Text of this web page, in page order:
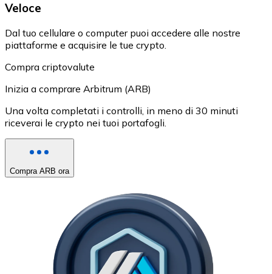
Veloce
Dal tuo cellulare o computer puoi accedere alle nostre
piattaforme e acquisire le tue crypto.
Compra criptovalute
Inizia a comprare Arbitrum (ARB)
Una volta completati i controlli, in meno di 30 minuti
riceverai le crypto nei tuoi portafogli.
Compra ARB ora